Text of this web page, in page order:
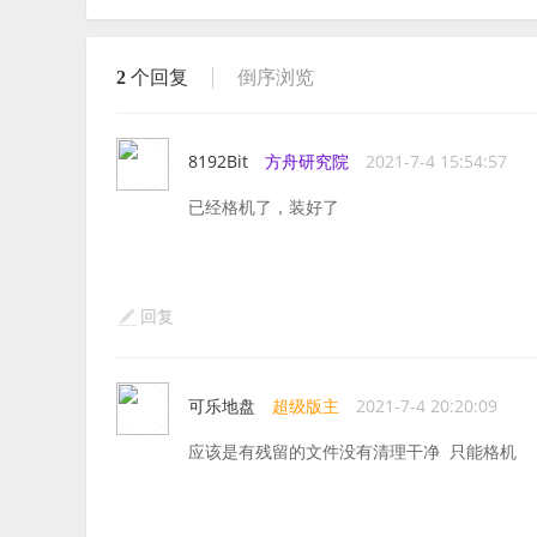
2 个回复 倒序浏览
8192Bit 方舟研究院 2021-7-4 15:54:57
已经格机了，装好了
回复
可乐地盘 超级版主 2021-7-4 20:20:09
应该是有残留的文件没有清理干净 只能格机